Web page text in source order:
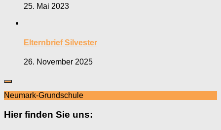
25. Mai 2023
Elternbrief Silvester
26. November 2025
Neumark-Grundschule
Hier finden Sie uns: